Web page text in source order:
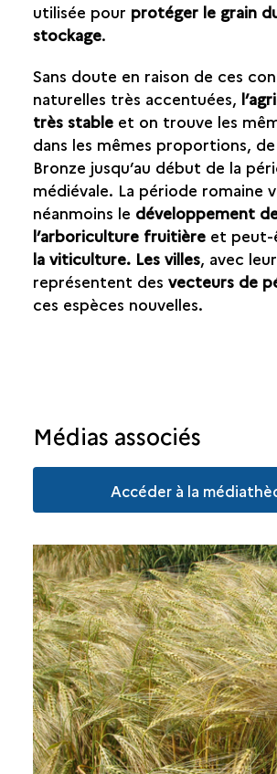
utilisée pour protéger le grain
stockage.
Sans doute en raison de ces
naturelles très accentuées,
très stable et on trouve les
dans les mêmes proportions, de
Bronze jusqu’au début de la
médiévale. La période romaine
néanmoins le développement
l’arboriculture fruitière et peut-
la viticulture. Les villes, avec
représentent des vecteurs de
ces espèces nouvelles.
Médias associés
Accéder à la